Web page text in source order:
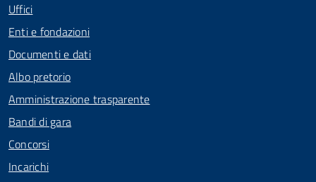
Uffici
Enti e fondazioni
Documenti e dati
Albo pretorio
Amministrazione trasparente
Bandi di gara
Concorsi
Incarichi